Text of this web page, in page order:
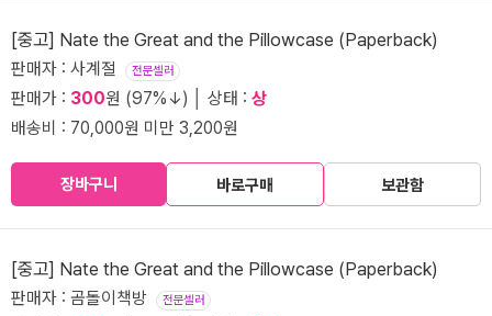
[중고] Nate the Great and the Pillowcase (Paperback)
판매자 : 사계절 전문셀러
판매가 : 300원 (97%↓) │ 상태 : 상
배송비 : 70,000원 미만 3,200원
장바구니 바로구매 보관함
[중고] Nate the Great and the Pillowcase (Paperback)
판매자 : 곰돌이책방 전문셀러